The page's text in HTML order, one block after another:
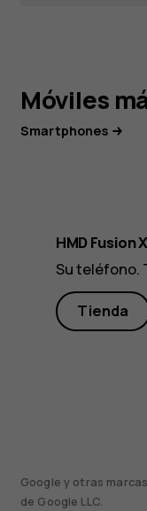
Móviles
Smartphones
HMD Fusion
Su teléfono.
Tienda
Google y otras
de Google LLC.